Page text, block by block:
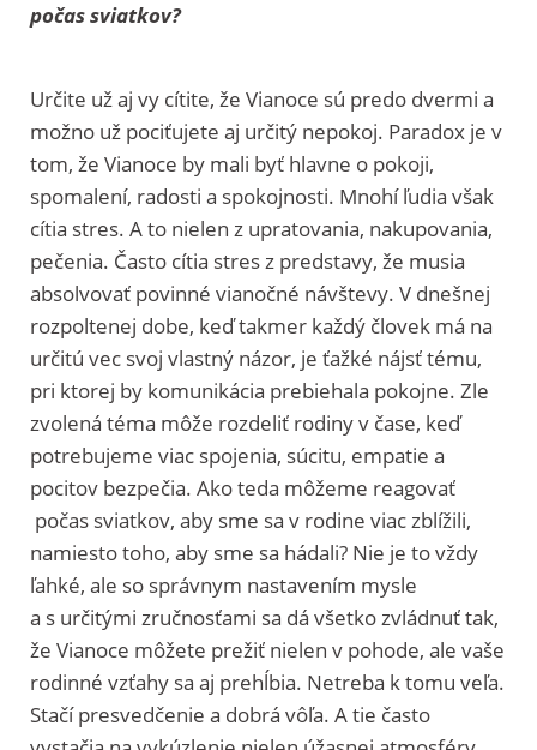
počas sviatkov?
Určite už aj vy cítite, že Vianoce sú predo dvermi a
možno už pociťujete aj určitý nepokoj. Paradox je v
tom, že Vianoce by mali byť hlavne o pokoji,
spomalení, radosti a spokojnosti. Mnohí ľudia však
cítia stres. A to nielen z upratovania, nakupovania,
pečenia. Často cítia stres z predstavy, že musia
absolvovať povinné vianočné návštevy. V dnešnej
rozpoltenej dobe, keď takmer každý človek má na
určitú vec svoj vlastný názor, je ťažké nájsť tému,
pri ktorej by komunikácia prebiehala pokojne. Zle
zvolená téma môže rozdeliť rodiny v čase, keď
potrebujeme viac spojenia, súcitu, empatie a
pocitov bezpečia. Ako teda môžeme reagovať
počas sviatkov, aby sme sa v rodine viac zblížili,
namiesto toho, aby sme sa hádali? Nie je to vždy
ľahké, ale so správnym nastavením mysle
a s určitými zručnosťami sa dá všetko zvládnuť tak,
že Vianoce môžete prežiť nielen v pohode, ale vaše
rodinné vzťahy sa aj prehĺbia. Netreba k tomu veľa.
Stačí presvedčenie a dobrá vôľa. A tie často